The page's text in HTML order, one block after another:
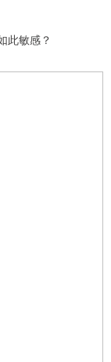
此敏感？